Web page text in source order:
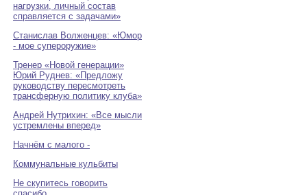
нагрузки, личный состав
справляется с задачами»
Станислав Волженцев: «Юмор
- мое супероружие»
Тренер «Новой генерации»
Юрий Руднев: «Предложу
руководству пересмотреть
трансферную политику клуба»
Андрей Нутрихин: «Все мысли
устремлены вперед»
Начнём с малого -
Коммунальные кульбиты
Не скупитесь говорить